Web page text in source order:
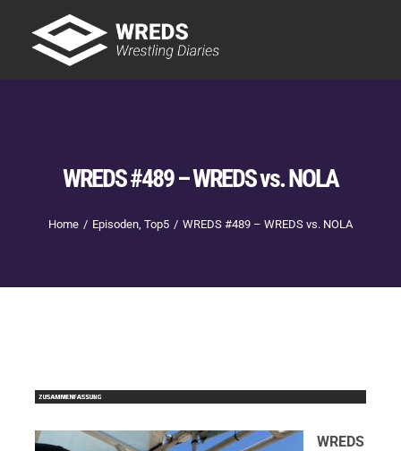
content
WREDS #489 – WREDS vs. NOLA
Home Episoden Top5 WREDS #489 – WREDS vs. NOLA
WREDS